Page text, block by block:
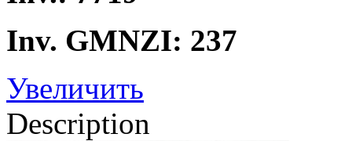
Inv. GMNZI: 237
Увеличить
Description